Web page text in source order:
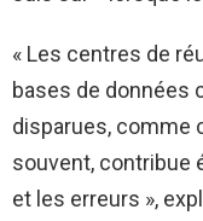
« Les centres de
bases de données
disparues, comme
souvent, contribue
et les erreurs »,